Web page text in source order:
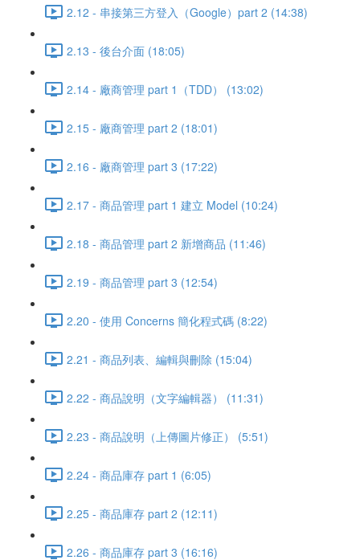
2.12 - 串接第三方登入（Google）part 2 (14:38)
2.13 - 後台介面 (18:05)
2.14 - 廠商管理 part 1（TDD） (13:02)
2.15 - 廠商管理 part 2 (18:01)
2.16 - 廠商管理 part 3 (17:22)
2.17 - 商品管理 part 1 建立 Model (10:24)
2.18 - 商品管理 part 2 新增商品 (11:46)
2.19 - 商品管理 part 3 (12:54)
2.20 - 使用 Concerns 簡化程式碼 (8:22)
2.21 - 商品列表、編輯與刪除 (15:04)
2.22 - 商品說明（文字編輯器） (11:31)
2.23 - 商品說明（上傳圖片修正） (5:51)
2.24 - 商品庫存 part 1 (6:05)
2.25 - 商品庫存 part 2 (12:11)
2.26 - 商品庫存 part 3 (16:16)